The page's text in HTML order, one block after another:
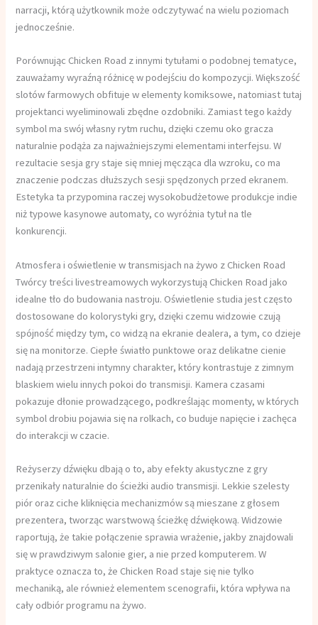
narracji, którą użytkownik może odczytywać na wielu poziomach
jednocześnie.
Porównując Chicken Road z innymi tytułami o podobnej tematyce,
zauważamy wyraźną różnicę w podejściu do kompozycji. Większość
slotów farmowych obfituje w elementy komiksowe, natomiast tutaj
projektanci wyeliminowali zbędne ozdobniki. Zamiast tego każdy
symbol ma swój własny rytm ruchu, dzięki czemu oko gracza
naturalnie podąża za najważniejszymi elementami interfejsu. W
rezultacie sesja gry staje się mniej męcząca dla wzroku, co ma
znaczenie podczas dłuższych sesji spędzonych przed ekranem.
Estetyka ta przypomina raczej wysokobudżetowe produkcje indie
niż typowe kasynowe automaty, co wyróżnia tytuł na tle
konkurencji.
Atmosfera i oświetlenie w transmisjach na żywo z Chicken Road
Twórcy treści livestreamowych wykorzystują Chicken Road jako
idealne tło do budowania nastroju. Oświetlenie studia jest często
dostosowane do kolorystyki gry, dzięki czemu widzowie czują
spójność między tym, co widzą na ekranie dealera, a tym, co dzieje
się na monitorze. Ciepłe światło punktowe oraz delikatne cienie
nadają przestrzeni intymny charakter, który kontrastuje z zimnym
blaskiem wielu innych pokoi do transmisji. Kamera czasami
pokazuje dłonie prowadzącego, podkreślając momenty, w których
symbol drobiu pojawia się na rolkach, co buduje napięcie i zachęca
do interakcji w czacie.
Reżyserzy dźwięku dbają o to, aby efekty akustyczne z gry
przenikały naturalnie do ścieżki audio transmisji. Lekkie szelesty
piór oraz ciche kliknięcia mechanizmów są mieszane z głosem
prezentera, tworząc warstwową ścieżkę dźwiękową. Widzowie
raportują, że takie połączenie sprawia wrażenie, jakby znajdowali
się w prawdziwym salonie gier, a nie przed komputerem. W
praktyce oznacza to, że Chicken Road staje się nie tylko
mechaniką, ale również elementem scenografii, która wpływa na
cały odbiór programu na żywo.